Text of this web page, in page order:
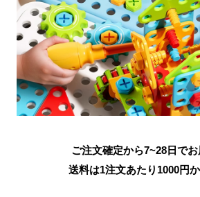
ご注文確定から7~28日で
送料は1注文あたり 1000円